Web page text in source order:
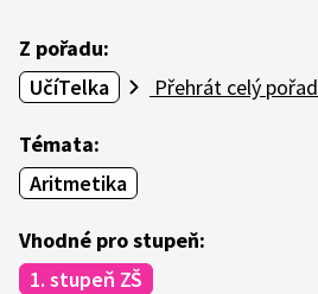
Z pořadu:
UčíTelka
Přehrát celý pořad
Témata:
Aritmetika
Vhodné pro stupeň:
1. stupeň ZŠ